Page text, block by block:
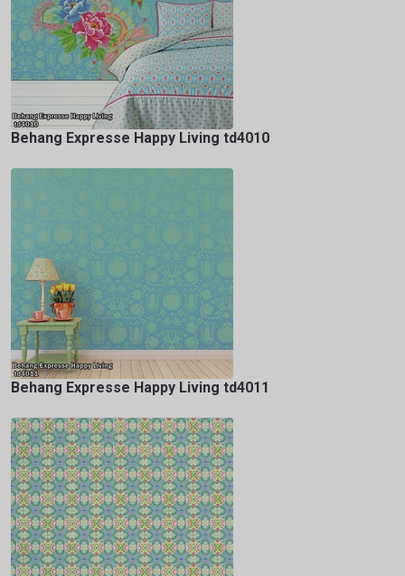
Behang Expresse Happy Living td4010
Behang Expresse Happy Living td4011